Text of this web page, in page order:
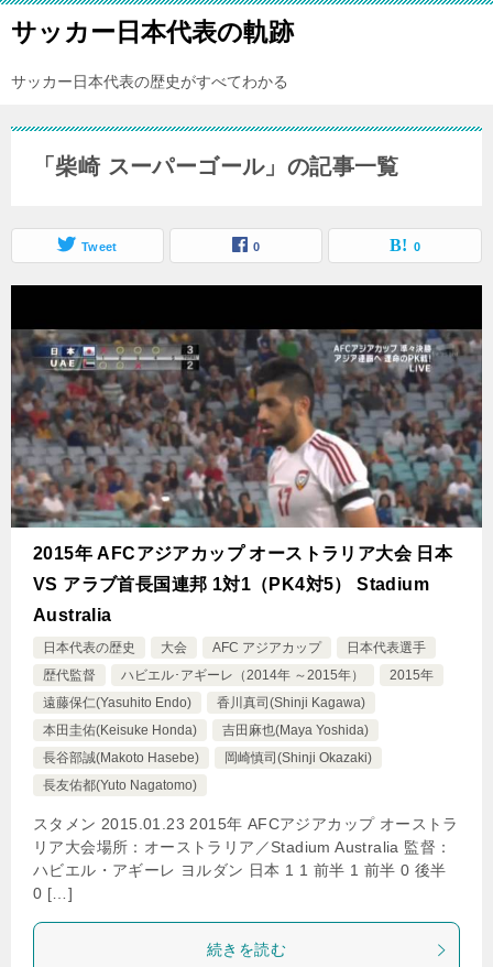
サッカー日本代表の軌跡
サッカー日本代表の歴史がすべてわかる
「柴崎 スーパーゴール」の記事一覧
Tweet 0 0
2015年 AFCアジアカップ オーストラリア大会 日本
VS アラブ首長国連邦 1対1（PK4対5） Stadium
Australia
日本代表の歴史 大会 AFC アジアカップ
日本代表選手
歴代監督
ハビエル･アギーレ（2014年 ～2015年）
2015年
遠藤保仁(Yasuhito Endo)
香川真司(Shinji Kagawa)
本田圭佑(Keisuke Honda)
吉田麻也(Maya Yoshida)
長谷部誠(Makoto Hasebe)
岡崎慎司(Shinji Okazaki)
長友佑都(Yuto Nagatomo)
スタメン 2015.01.23 2015年 AFCアジアカップ オーストラ
リア大会場所：オーストラリア／Stadium Australia 監督：
ハビエル・アギーレ ヨルダン 日本 1 1 前半 1 前半 0 後半
0 […]
続きを読む